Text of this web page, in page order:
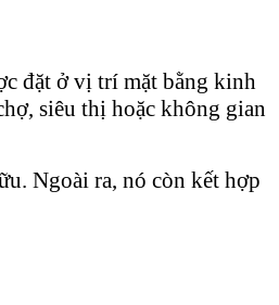
đặt ở vị trí mặt bằng kinh
siêu thị hoặc không gian
Ngoài ra, nó còn kết hợp